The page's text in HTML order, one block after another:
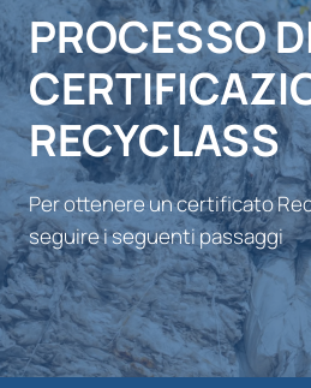
PROCESSO
RECYCLASS
Per ottenere un certificato
seguire i seguenti passaggi